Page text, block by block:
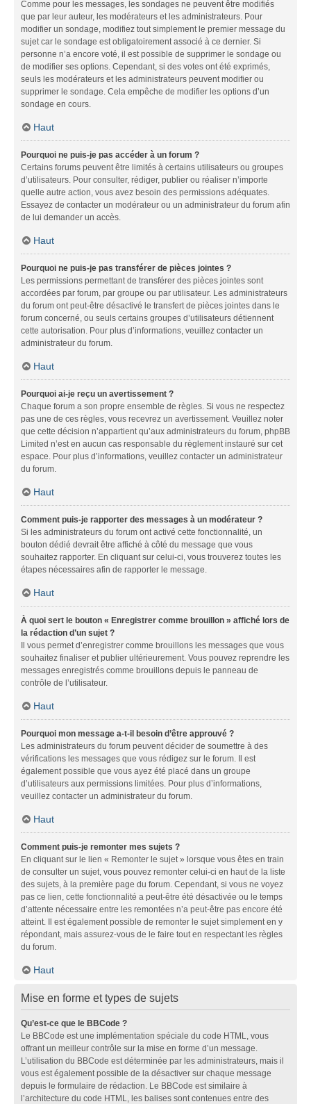
Comme pour les messages, les sondages ne peuvent être modifiés
que par leur auteur, les modérateurs et les administrateurs. Pour
modifier un sondage, modifiez tout simplement le premier message du
sujet car le sondage est obligatoirement associé à ce dernier. Si
personne n’a encore voté, il est possible de supprimer le sondage ou
de modifier ses options. Cependant, si des votes ont été exprimés,
seuls les modérateurs et les administrateurs peuvent modifier ou
supprimer le sondage. Cela empêche de modifier les options d’un
sondage en cours.
Haut
Pourquoi ne puis-je pas accéder à un forum ?
Certains forums peuvent être limités à certains utilisateurs ou groupes
d’utilisateurs. Pour consulter, rédiger, publier ou réaliser n’importe
quelle autre action, vous avez besoin des permissions adéquates.
Essayez de contacter un modérateur ou un administrateur du forum afin
de lui demander un accès.
Haut
Pourquoi ne puis-je pas transférer de pièces jointes ?
Les permissions permettant de transférer des pièces jointes sont
accordées par forum, par groupe ou par utilisateur. Les administrateurs
du forum ont peut-être désactivé le transfert de pièces jointes dans le
forum concerné, ou seuls certains groupes d’utilisateurs détiennent
cette autorisation. Pour plus d’informations, veuillez contacter un
administrateur du forum.
Haut
Pourquoi ai-je reçu un avertissement ?
Chaque forum a son propre ensemble de règles. Si vous ne respectez
pas une de ces règles, vous recevrez un avertissement. Veuillez noter
que cette décision n’appartient qu’aux administrateurs du forum, phpBB
Limited n’est en aucun cas responsable du règlement instauré sur cet
espace. Pour plus d’informations, veuillez contacter un administrateur
du forum.
Haut
Comment puis-je rapporter des messages à un modérateur ?
Si les administrateurs du forum ont activé cette fonctionnalité, un
bouton dédié devrait être affiché à côté du message que vous
souhaitez rapporter. En cliquant sur celui-ci, vous trouverez toutes les
étapes nécessaires afin de rapporter le message.
Haut
À quoi sert le bouton « Enregistrer comme brouillon » affiché lors de
la rédaction d’un sujet ?
Il vous permet d’enregistrer comme brouillons les messages que vous
souhaitez finaliser et publier ultérieurement. Vous pouvez reprendre les
messages enregistrés comme brouillons depuis le panneau de
contrôle de l’utilisateur.
Haut
Pourquoi mon message a-t-il besoin d’être approuvé ?
Les administrateurs du forum peuvent décider de soumettre à des
vérifications les messages que vous rédigez sur le forum. Il est
également possible que vous ayez été placé dans un groupe
d’utilisateurs aux permissions limitées. Pour plus d’informations,
veuillez contacter un administrateur du forum.
Haut
Comment puis-je remonter mes sujets ?
En cliquant sur le lien « Remonter le sujet » lorsque vous êtes en train
de consulter un sujet, vous pouvez remonter celui-ci en haut de la liste
des sujets, à la première page du forum. Cependant, si vous ne voyez
pas ce lien, cette fonctionnalité a peut-être été désactivée ou le temps
d’attente nécessaire entre les remontées n’a peut-être pas encore été
atteint. Il est également possible de remonter le sujet simplement en y
répondant, mais assurez-vous de le faire tout en respectant les règles
du forum.
Haut
Mise en forme et types de sujets
Qu’est-ce que le BBCode ?
Le BBCode est une implémentation spéciale du code HTML, vous
offrant un meilleur contrôle sur la mise en forme d’un message.
L’utilisation du BBCode est déterminée par les administrateurs, mais il
vous est également possible de la désactiver sur chaque message
depuis le formulaire de rédaction. Le BBCode est similaire à
l’architecture du code HTML, les balises sont contenues entre des